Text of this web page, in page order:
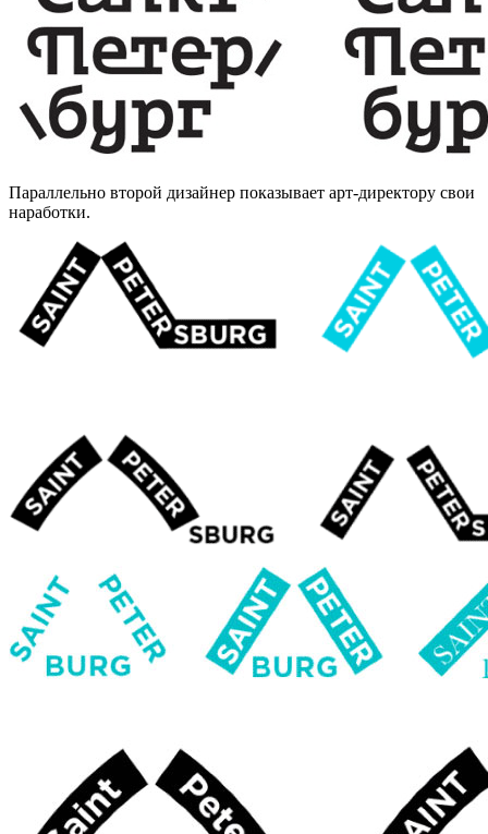
Параллельно второй дизайнер показывает арт-директору свои
наработки.